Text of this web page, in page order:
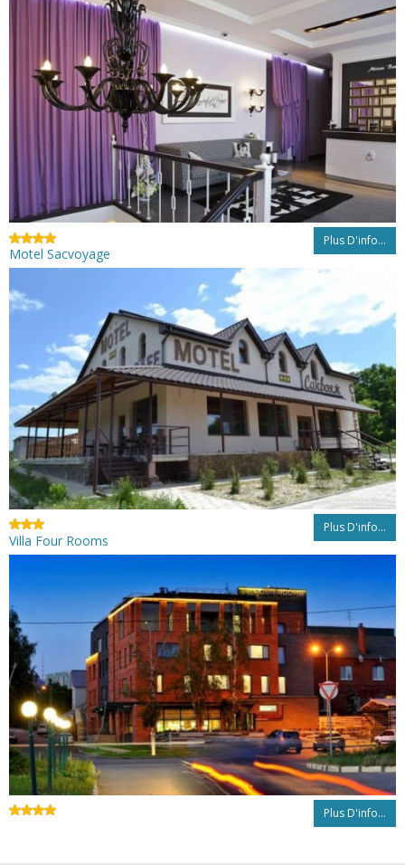
Plus D'info...
Motel Sacvoyage
Plus D'info...
Villa Four Rooms
Plus D'info...